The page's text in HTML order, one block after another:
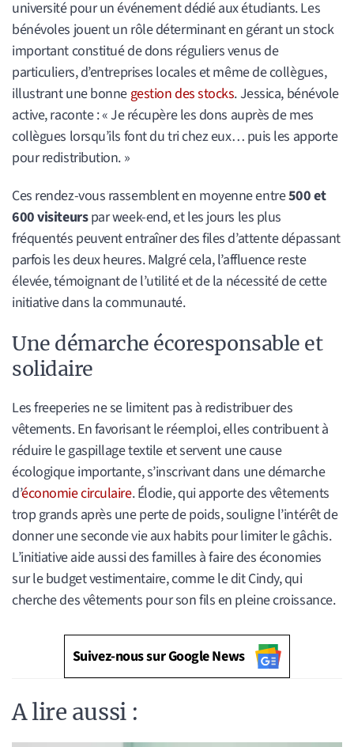
université pour un événement dédié aux étudiants. Les
bénévoles jouent un rôle déterminant en gérant un stock
important constitué de dons réguliers venus de
particuliers, d’entreprises locales et même de collègues,
illustrant une bonne gestion des stocks. Jessica, bénévole
active, raconte : « Je récupère les dons auprès de mes
collègues lorsqu’ils font du tri chez eux… puis les apporte
pour redistribution. »
Ces rendez-vous rassemblent en moyenne entre500 et
600 visiteurspar week-end, et les jours les plus
fréquentés peuvent entraîner des files d’attente dépassant
parfois les deux heures. Malgré cela, l’affluence reste
élevée, témoignant de l’utilité et de la nécessité de cette
initiative dans la communauté.
Une démarche écoresponsable et
solidaire
Les freeperies ne se limitent pas à redistribuer des
vêtements. En favorisant le réemploi, elles contribuent à
réduire le gaspillage textile et servent une cause
écologique importante, s’inscrivant dans une démarche
d’économie circulaire. Élodie, qui apporte des vêtements
trop grands après une perte de poids, souligne l’intérêt de
donner une seconde vie aux habits pour limiter le gâchis.
L’initiative aide aussi des familles à faire des économies
sur le budget vestimentaire, comme le dit Cindy, qui
cherche des vêtements pour son fils en pleine croissance.
Suivez-nous sur Google News
A lire aussi :